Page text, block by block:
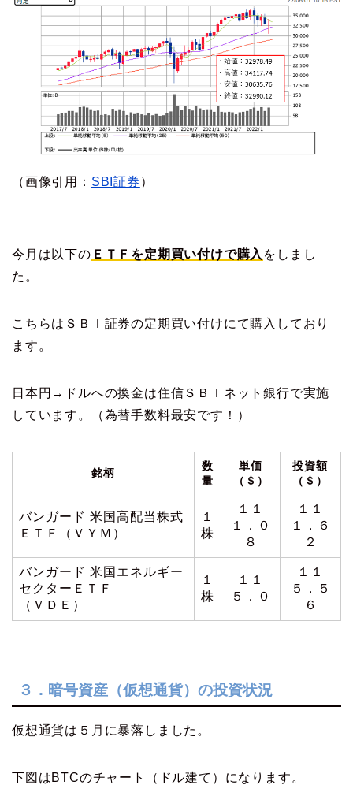
（画像引用： SBI証券 ）
今月は以下の ＥＴＦを定期買い付けで購入 をしまし
た。
こちらはＳＢＩ証券の定期買い付けにて購入しており
ます。
日本円→ドルへの換金は住信ＳＢＩネット銀行で実施
しています。（為替手数料最安です！）
銘柄
数
量
単価
（＄）
投資額
（＄）
バンガード 米国高配当株式
ＥＴＦ（ＶＹＭ）
１
株
１１
１．０
８
１１
１．６
２
バンガード 米国エネルギー
セクターＥＴＦ
（ＶＤＥ）
１
株
１１
５．０
１１
５．５
６
３．暗号資産（仮想通貨）の投資状況
仮想通貨は５月に暴落しました。
下図はBTCのチャート（ドル建て）になります。